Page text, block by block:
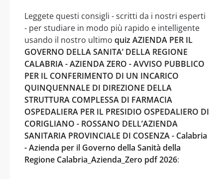
Leggete questi consigli - scritti da i nostri esperti
- per studiare in modo più rapido e intelligente
usando il nostro ultimo quiz AZIENDA PER IL
GOVERNO DELLA SANITA’ DELLA REGIONE
CALABRIA - AZIENDA ZERO - AVVISO PUBBLICO
PER IL CONFERIMENTO DI UN INCARICO
QUINQUENNALE DI DIREZIONE DELLA
STRUTTURA COMPLESSA DI FARMACIA
OSPEDALIERA PER IL PRESIDIO OSPEDALIERO DI
CORIGLIANO - ROSSANO DELL’AZIENDA
SANITARIA PROVINCIALE DI COSENZA - Calabria
- Azienda per il Governo della Sanità della
Regione Calabria_Azienda_Zero pdf 2026: